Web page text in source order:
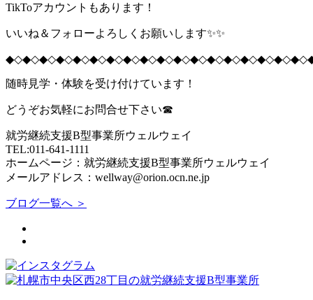
TikToアカウントもあります！
いいね＆フォローよろしくお願いします✨✨
随時見学・体験を受け付けています！
どうぞお気軽にお問合せ下さい☎
就労継続支援B型事業所ウェルウェイ
TEL:011-641-1111
ホームページ：就労継続支援B型事業所ウェルウェイ
メールアドレス：wellway@orion.ocn.ne.jp
ブログ一覧へ ＞